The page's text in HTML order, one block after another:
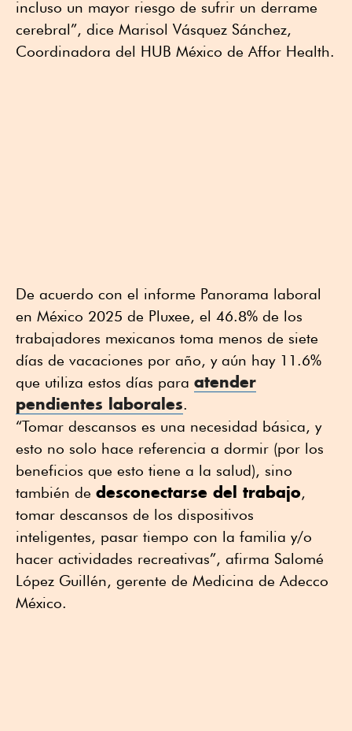
incluso un mayor riesgo de sufrir un derrame
cerebral”, dice Marisol Vásquez Sánchez,
Coordinadora del HUB México de Affor Health.
De acuerdo con el informe Panorama laboral
en México 2025 de Pluxee, el 46.8% de los
trabajadores mexicanos toma menos de siete
días de vacaciones por año, y aún hay 11.6%
que utiliza estos días para atender
pendientes laborales.
“Tomar descansos es una necesidad básica, y
esto no solo hace referencia a dormir (por los
beneficios que esto tiene a la salud), sino
también de desconectarse del trabajo,
tomar descansos de los dispositivos
inteligentes, pasar tiempo con la familia y/o
hacer actividades recreativas”, afirma Salomé
López Guillén, gerente de Medicina de Adecco
México.